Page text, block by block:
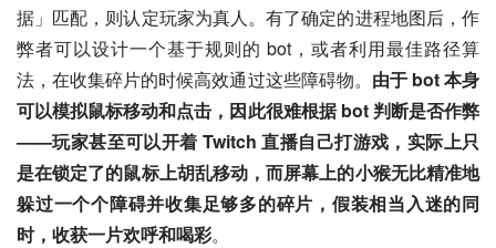
据」匹配，则认定玩家为真人。有了确定的进程地图后，作
弊者可以设计一个基于规则的 bot，或者利用最佳路径算
法，在收集碎片的时候高效通过这些障碍物。 由于 bot 本身
可以模拟鼠标移动和点击，因此很难根据 bot 判断是否作弊
——玩家甚至可以开着 Twitch 直播自己打游戏，实际上只
是在锁定了的鼠标上胡乱移动，而屏幕上的小猴无比精准地
躲过一个个障碍并收集足够多的碎片，假装相当入迷的同
时，收获一片欢呼和喝彩。